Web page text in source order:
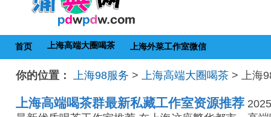
首页 上海高端大圈喝茶 上海外菜工作室微信
你的位置： 上海98服务 > 上海高端大圈喝茶 > 上海
上海高端喝茶群最新私藏工作室资源推荐